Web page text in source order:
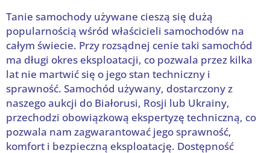
Tanie samochody używane cieszą się dużą
popularnością wśród właścicieli samochodów na
całym świecie. Przy rozsądnej cenie taki samochód
ma długi okres eksploatacji, co pozwala przez kilka
lat nie martwić się o jego stan techniczny i
sprawność. Samochód używany, dostarczony z
naszego aukcji do Białorusi, Rosji lub Ukrainy,
przechodzi obowiązkową ekspertyzę techniczną, co
pozwala nam zagwarantować jego sprawność,
komfort i bezpieczną eksploatację. Dostępność